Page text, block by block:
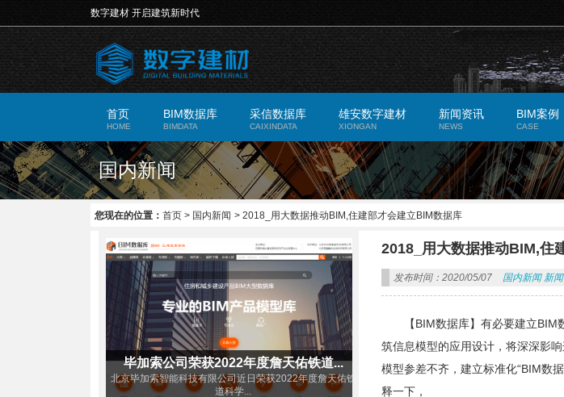
数字建材 开启建筑新时代
首页
HOME
BIM数据库
BIMDATA
采信数据库
CAIXINDATA
雄安数字建材
XIONGAN
新闻资讯
NEWS
BIM案例
CASE
国内新闻
您现在的位置： 首页 > 国内新闻 > 2018_用大数据推动BIM,住建部才会建立BIM数据库
天府机场明挖深基坑隧道施工BIM技...
随着六公司加大科技研发和技术攻关力度，2020年伊始，
六公司...
挪威盖个办公楼，简直就是发电
前不久，挪威建成了一栋办公楼，号称迄今为
2018_用大数据推动BIM,住
发布时间：2020/05/07 国内新闻 新
【BIM数据库】有必要建立
筑信息模型的应用设计，将深深影
模型参差不齐，建立标准化“BIM数
释一下，